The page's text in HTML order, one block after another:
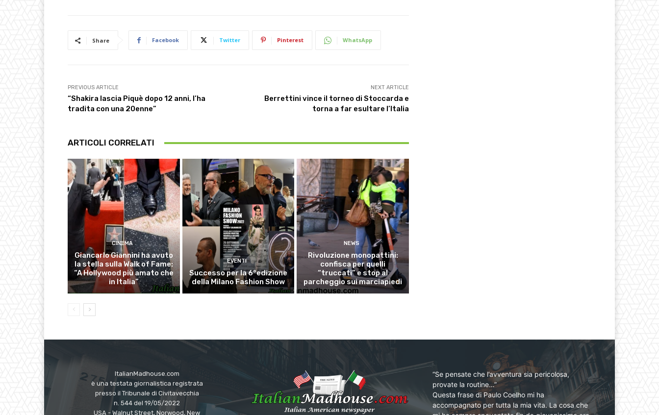
Share Facebook Twitter Pinterest WhatsApp
PREVIOUS ARTICLE
“Shakira lascia Piquè dopo 12 anni, l’ha
tradita con una 20enne”
NEXT ARTICLE
Berrettini vince il torneo di Stoccarda e
torna a far esultare l’Italia
ARTICOLI CORRELATI
CINEMA
Giancarlo Giannini ha avuto
la stella sulla Walk of Fame:
“A Hollywood più amato che
in Italia”
EVENTI
Successo per la 6°edizione
della Milano Fashion Show
NEWS
Rivoluzione monopattini:
confisca per quelli
“truccati” e stop al
parcheggio sui marciapiedi
ItalianMadhouse.com
è una testata giornalistica registrata
presso il Tribunale di Civitavecchia
n. 544 del 19/05/2022
USA - Walnut Street, Norwood, New
“Se pensate che l’avventura sia pericolosa,
provate la routine…”
Questa frase di Paulo Coelho mi ha
accompagnato per tutta la mia vita. La cosa che